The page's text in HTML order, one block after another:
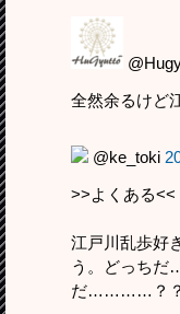
全然余るけど
@ke_toki
>>よくある<<
江戸川乱歩好
う。どっち
だ…………？？